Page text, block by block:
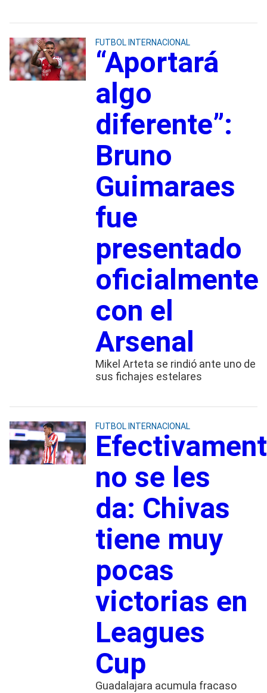
FUTBOL INTERNACIONAL
“Aportará
algo
diferente”:
Bruno
Guimaraes
fue
presentado
oficialmente
con el
Arsenal
Mikel Arteta se rindió ante uno de
sus fichajes estelares
FUTBOL INTERNACIONAL
no se les
da: Chivas
tiene muy
pocas
victorias en
Leagues
Cup
Guadalajara acumula fracaso